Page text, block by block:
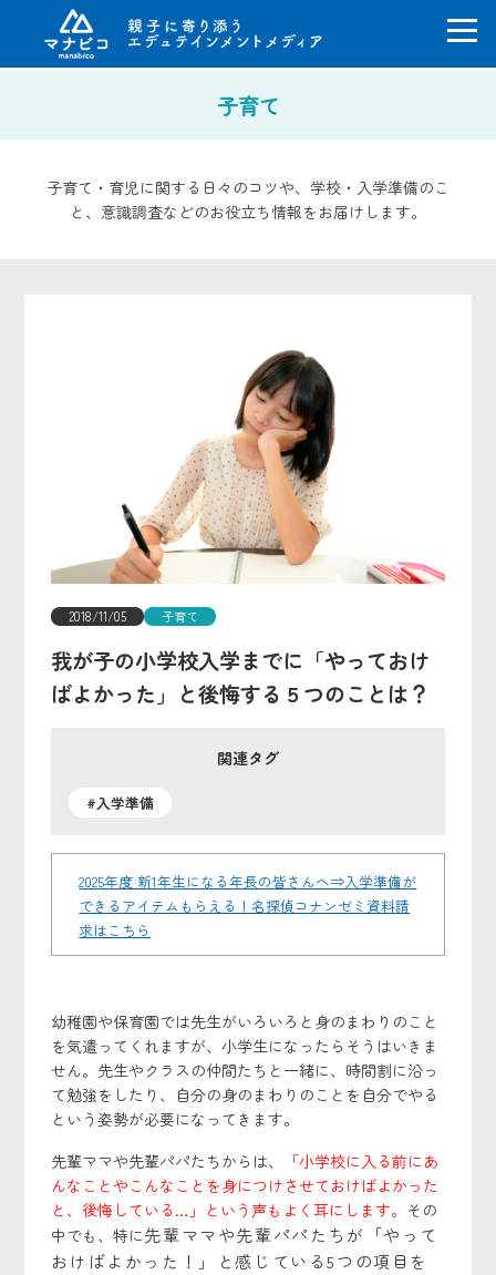
子育て
子育て・育児に関する日々のコツや、学校・入学準備のこ
と、意識調査などのお役立ち情報をお届けします。
2018/11/05 子育て
我が子の小学校入学までに「やっておけ
ばよかった」と後悔する５つのことは？
関連タグ
#入学準備
2025年度 新1年生になる年長の皆さんへ⇒入学準備が
できるアイテムもらえる！名探偵コナンゼミ資料請
求はこちら
幼稚園や保育園では先生がいろいろと身のまわりのこと
を気遣ってくれますが、小学生になったらそうはいきま
せん。先生やクラスの仲間たちと一緒に、時間割に沿っ
て勉強をしたり、自分の身のまわりのことを自分でやる
という姿勢が必要になってきます。
先輩ママや先輩パパたちからは、
「小学校に入る前にあ
んなことやこんなことを身につけさせておけばよかった
と、後悔している…」という声もよく耳にします。 その
中でも、特に先輩ママや先輩パパたちが「やって
おけばよかった！」と感じている5つの項目を